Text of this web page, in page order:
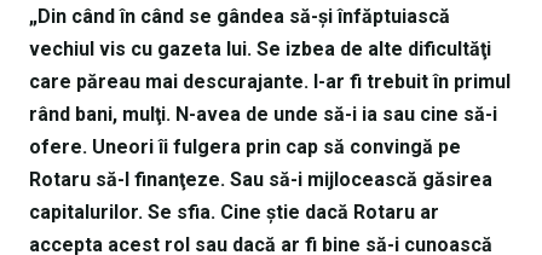
„Din când în când se gândea să-şi înfăptuiască
vechiul vis cu gazeta lui. Se izbea de alte dificultăţi
care păreau mai descurajante. I-ar fi trebuit în primul
rând bani, mulţi. N-avea de unde să-i ia sau cine să-i
ofere. Uneori îi fulgera prin cap să convingă pe
Rotaru să-l finanţeze. Sau să-i mijlocească găsirea
capitalurilor. Se sfia. Cine ştie dacă Rotaru ar
accepta acest rol sau dacă ar fi bine să-i cunoască